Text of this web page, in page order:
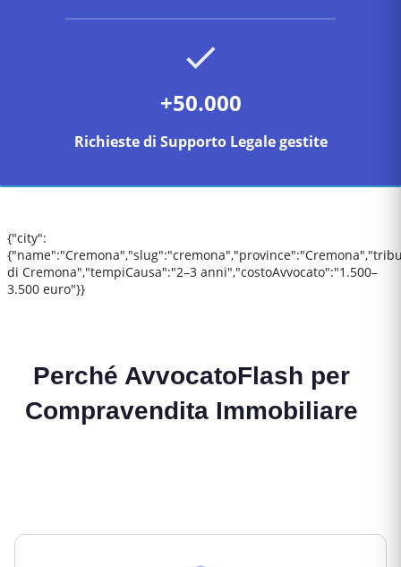
+50.000
Richieste di Supporto Legale gestite
{"city":
di Cremona","tempiCausa":"2–3 anni","costoAvvocato":"1.500–
3.500 euro"}}
Perché AvvocatoFlash per
Compravendita Immobiliare